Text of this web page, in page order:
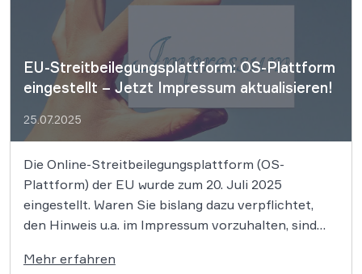
EU-Streitbeilegungsplattform: OS-Plattform
eingestellt – Jetzt Impressum aktualisieren!
25.07.2025
Die Online-Streitbeilegungsplattform (OS-
Plattform) der EU wurde zum 20. Juli 2025
eingestellt. Waren Sie bislang dazu verpflichtet,
den Hinweis u.a. im Impressum vorzuhalten, sind
Wer dies nicht tut, dem drohen Abmahnungen. Die
Mehr erfahren